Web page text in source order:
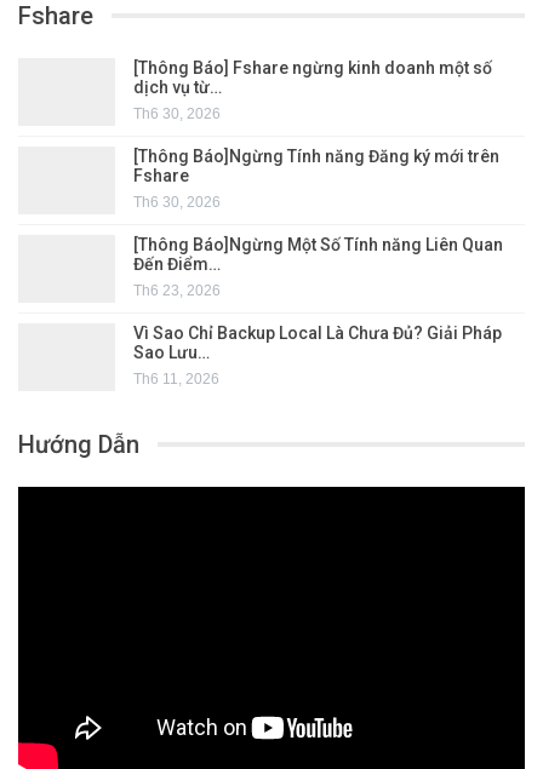
Fshare
[Thông Báo] Fshare ngừng kinh doanh một số
dịch vụ từ…
Th6 30, 2026
[Thông Báo]Ngừng Tính năng Đăng ký mới trên
Fshare
Th6 30, 2026
[Thông Báo]Ngừng Một Số Tính năng Liên Quan
Đến Điểm…
Th6 23, 2026
Vì Sao Chỉ Backup Local Là Chưa Đủ? Giải Pháp
Sao Lưu…
Th6 11, 2026
Hướng Dẫn